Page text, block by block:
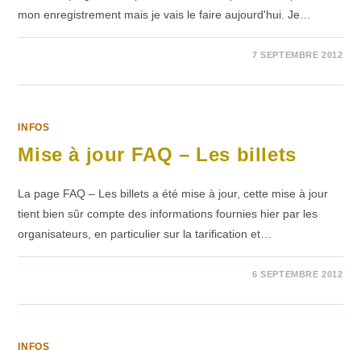
mon enregistrement mais je vais le faire aujourd'hui. Je…
PLUS
7 SEPTEMBRE 2012
INFOS
Mise à jour FAQ – Les billets
La page FAQ – Les billets a été mise à jour, cette mise à jour
tient bien sûr compte des informations fournies hier par les
organisateurs, en particulier sur la tarification et…
JOUR
6 SEPTEMBRE 2012
INFOS